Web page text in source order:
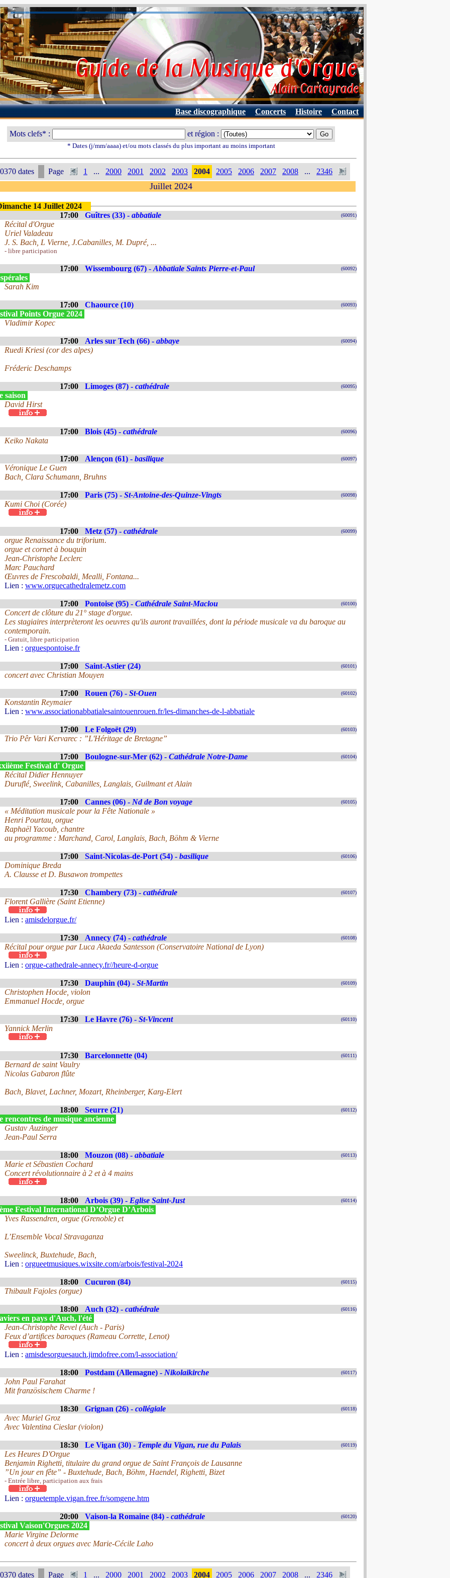
Base discographique Concerts Histoire Contact
Mots clefs* : et région :
* Dates (j/mm/aaaa) et/ou mots classés du plus important au moins important
dates Page 1 ... 2000 2001 2002 2003 2004 2005 2006 2007 2008 ... 2346
Juillet 2024
14 Juillet 2024
17:00
Guîtres (33) - abbatiale (60091)
Récital d'Orgue
Uriel Valadeau
J. S. Bach, L Vierne, J.Cabanilles, M. Dupré, ...
- libre participation
17:00 Wissembourg (67) - Abbatiale Saints Pierre-et-Paul (60092)
Sarah Kim
17:00 Chaource (10) (60093)
Points Orgue 2024
Vladimir Kopec
17:00 Arles sur Tech (66) - abbaye (60094)
Ruedi Kriesi (cor des alpes)
Fréderic Deschamps
17:00 Limoges (87) - cathédrale (60095)
saison
David Hirst
17:00 Blois (45) - cathédrale (60096)
Keiko Nakata
17:00 Alençon (61) - basilique (60097)
Véronique Le Guen
Bach, Clara Schumann, Bruhns
17:00 Paris (75) - St-Antoine-des-Quinze-Vingts (60098)
Kumi Choi (Corée)
17:00 Metz (57) - cathédrale (60099)
orgue Renaissance du triforium.
orgue et cornet à bouquin
Jean-Christophe Leclerc
Marc Pauchard
Œuvres de Frescobaldi, Mealli, Fontana...
Lien : www.orguecathedralemetz.com
17:00 Pontoise (95) - Cathédrale Saint-Maclou (60100)
Concert de clôture du 21° stage d'orgue.
Les stagiaires interprèteront les oeuvres qu'ils auront travaillées, dont la période musicale va du baroque au
contemporain.
- Gratuit, libre participation
Lien : orguespontoise.fr
17:00 Saint-Astier (24) (60101)
concert avec Christian Mouyen
17:00 Rouen (76) - St-Ouen (60102)
Konstantin Reymaier
Lien : www.associationabbatialesaintouenrouen.fr/les-dimanches-de-l-abbatiale
17:00 Le Folgoët (29) (60103)
Trio Pêr Vari Kervarec : ”L'Héritage de Bretagne”
17:00 Boulogne-sur-Mer (62) - Cathédrale Notre-Dame (60104)
Festival d' Orgue
Récital Didier Hennuyer
Duruflé, Sweelink, Cabanilles, Langlais, Guilmant et Alain
17:00 Cannes (06) - Nd de Bon voyage (60105)
« Méditation musicale pour la Fête Nationale »
Henri Pourtau, orgue
Raphaël Yacoub, chantre
au programme : Marchand, Carol, Langlais, Bach, Böhm & Vierne
17:00 Saint-Nicolas-de-Port (54) - basilique (60106)
Dominique Breda
A. Clausse et D. Busawon trompettes
17:30 Chambery (73) - cathédrale (60107)
Florent Gallière (Saint Etienne)
Lien : amisdelorgue.fr/
17:30 Annecy (74) - cathédrale (60108)
Récital pour orgue par Luca Akaeda Santesson (Conservatoire National de Lyon)
Lien : orgue-cathedrale-annecy.fr//heure-d-orgue
17:30 Dauphin (04) - St-Martin (60109)
Christophen Hocde, violon
Emmanuel Hocde, orgue
17:30 Le Havre (76) - St-Vincent (60110)
Yannick Merlin
17:30 Barcelonnette (04) (60111)
Bernard de saint Vaulry
Nicolas Gabaron flûte
Bach, Blavet, Lachner, Mozart, Rheinberger, Karg-Elert
18:00 Seurre (21) (60112)
rencontres de musique ancienne
Gustav Auzinger
Jean-Paul Serra
18:00 Mouzon (08) - abbatiale (60113)
Marie et Sébastien Cochard
Concert révolutionnaire à 2 et à 4 mains
18:00 Arbois (39) - Eglise Saint-Just (60114)
Festival International D’Orgue D’Arbois
Yves Rassendren, orgue (Grenoble) et
L’Ensemble Vocal Stravaganza
Sweelinck, Buxtehude, Bach,
Lien : orgueetmusiques.wixsite.com/arbois/festival-2024
18:00 Cucuron (84) (60115)
Thibault Fajoles (orgue)
18:00 Auch (32) - cathédrale (60116)
en pays d'Auch, l'été
Jean-Christophe Revel (Auch - Paris)
Feux d’artifices baroques (Rameau Corrette, Lenot)
Lien : amisdesorguesauch.jimdofree.com/l-association/
18:00 Postdam (Allemagne) - Nikolaikirche (60117)
John Paul Farahat
Mit französischem Charme !
18:30 Grignan (26) - collégiale (60118)
Avec Muriel Groz
Avec Valentina Cieslar (violon)
18:30 Le Vigan (30) - Temple du Vigan, rue du Palais (60119)
Les Heures D'Orgue
Benjamin Righetti, titulaire du grand orgue de Saint François de Lausanne
”Un jour en fête” - Buxtehude, Bach, Böhm, Haendel, Righetti, Bizet
- Entrée libre, participation aux frais
Lien : orguetemple.vigan.free.fr/somgene.htm
20:00 Vaison-la Romaine (84) - cathédrale (60120)
Vaison'Orgues 2024
Marie Virgine Delorme
concert à deux orgues avec Marie-Cécile Laho
dates Page 1 ... 2000 2001 2002 2003 2004 2005 2006 2007 2008 ... 2346